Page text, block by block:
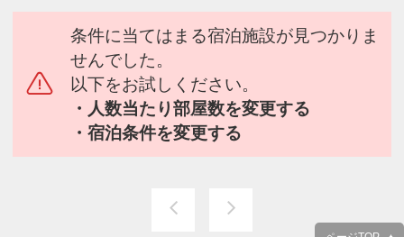
条件に当てはまる宿泊施設が見つかりま
せんでした。
以下をお試しください。
・人数当たり部屋数を変更する
・宿泊条件を変更する